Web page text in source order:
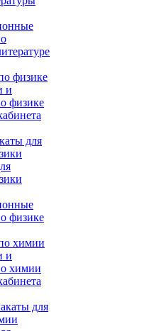
физике
и
физике
для
физике
химии
и
химии
для